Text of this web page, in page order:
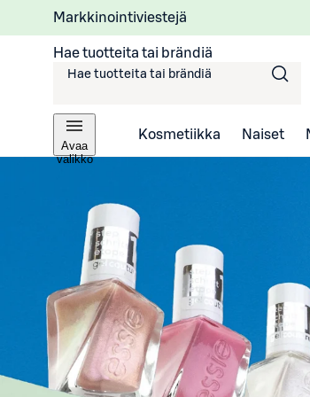
Markkinointiviestejä
Hae tuotteita tai brändiä
Avaa
valikko
Kosmetiikka Naiset